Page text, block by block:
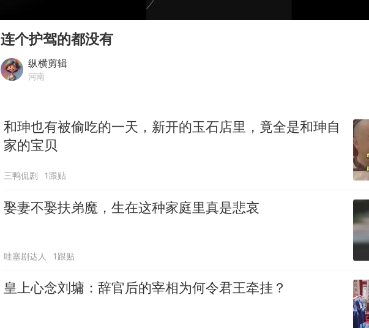
刘浩存百花奖开幕式红裙起舞
“南湖号”盾构机下线
泰国初中生饮弹自尽前开了26枪
连个护驾的都没有
纵横剪辑
河南
和珅也有被偷吃的一天，新开的玉石店里，竟全是和珅自
家的宝贝
三鸭侃剧 1跟贴
娶妻不娶扶弟魔，生在这种家庭里真是悲哀
哇塞剧达人 1跟贴
皇上心念刘墉：辞官后的宰相为何令君王牵挂？